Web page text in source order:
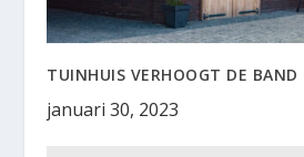
TUINHUIS VERHOOGT DE
januari 30, 2023